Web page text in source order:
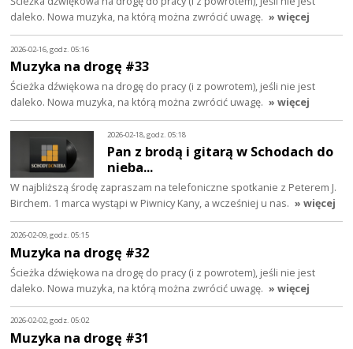
daleko. Nowa muzyka, na którą można zwrócić uwagę. » więcej
2026-02-16, godz. 05:16
Muzyka na drogę #33
Ścieżka dźwiękowa na drogę do pracy (i z powrotem), jeśli nie jest
daleko. Nowa muzyka, na którą można zwrócić uwagę. » więcej
2026-02-18, godz. 05:18
Pan z brodą i gitarą w Schodach do
nieba...
W najbliższą środę zapraszam na telefoniczne spotkanie z Peterem J.
Birchem. 1 marca wystąpi w Piwnicy Kany, a wcześniej u nas. » więcej
2026-02-09, godz. 05:15
Muzyka na drogę #32
Ścieżka dźwiękowa na drogę do pracy (i z powrotem), jeśli nie jest
daleko. Nowa muzyka, na którą można zwrócić uwagę. » więcej
2026-02-02, godz. 05:02
Muzyka na drogę #31